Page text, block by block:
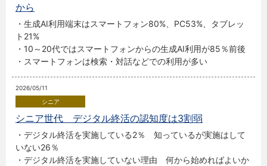
から
・生成AI利用端末はスマートフォン80%、PC53%、タブレッ
ト21%
・10～20代ではスマートフォンからの生成AI利用が85％前後
・スマートフォンは検索・対話などでの利用が多い
2026/05/11
シニア世代 デジタル終活の認知度は3割弱
・デジタル終活を実施している2％ 知っているが実施はして
いない26％
・デジタル終活を実施していない理由 何から始めればよいか